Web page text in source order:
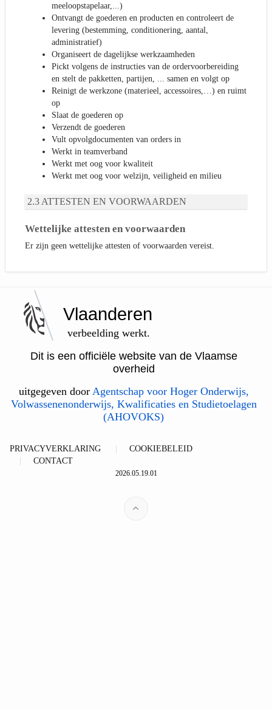
meeloopstapelaar,...)
Ontvangt de goederen en producten en controleert de
levering (bestemming, conditionering, aantal,
administratief)
Organiseert de dagelijkse werkzaamheden
Pickt volgens de instructies van de ordervoorbereiding
en stelt de pakketten, partijen, ... samen en volgt op
Reinigt de werkzone (materieel, accessoires,…) en ruimt
op
Slaat de goederen op
Verzendt de goederen
Vult opvolgdocumenten van orders in
Werkt in teamverband
Werkt met oog voor kwaliteit
Werkt met oog voor welzijn, veiligheid en milieu
ATTESTEN EN VOORWAARDEN
Wettelijke attesten en voorwaarden
Er zijn geen wettelijke attesten of voorwaarden vereist.
Vlaanderen
verbeelding werkt.
Dit is een officiële website van de Vlaamse
overheid
uitgegeven door Agentschap voor Hoger Onderwijs,
Volwassenenonderwijs, Kwalificaties en Studietoelagen
(AHOVOKS)
PRIVACYVERKLARING
COOKIEBELEID
CONTACT
2026.05.19.01